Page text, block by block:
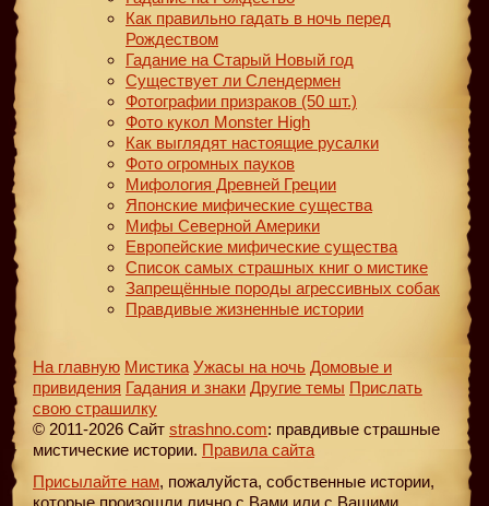
Как правильно гадать в ночь перед
Рождеством
Гадание на Старый Новый год
Существует ли Слендермен
Фотографии призраков (50 шт.)
Фото кукол Monster High
Как выглядят настоящие русалки
Фото огромных пауков
Мифология Древней Греции
Японские мифические существа
Мифы Северной Америки
Европейские мифические существа
Список самых страшных книг о мистике
Запрещённые породы агрессивных собак
Правдивые жизненные истории
На главную Мистика Ужасы на ночь Домовые и
привидения Гадания и знаки Другие темы Прислать
свою страшилку
© 2011-2026 Сайт strashno.com: правдивые страшные
мистические истории. Правила сайта
Присылайте нам, пожалуйста, собственные истории,
которые произошли лично с Вами или с Вашими